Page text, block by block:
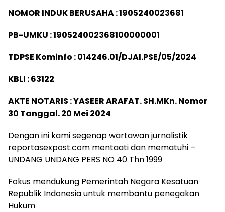
NOMOR INDUK BERUSAHA : 1905240023681
PB-UMKU : 190524002368100000001
TDPSE Kominfo : 014246.01/DJAI.PSE/05/2024
KBLI : 63122
AKTE NOTARIS : YASEER ARAFAT. SH.MKn. Nomor
30 Tanggal. 20 Mei 2024
Dengan ini kami segenap wartawan jurnalistik
reportasexpost.com mentaati dan mematuhi –
UNDANG UNDANG PERS NO 40 Thn 1999
Fokus mendukung Pemerintah Negara Kesatuan
Republik Indonesia untuk membantu penegakan
Hukum